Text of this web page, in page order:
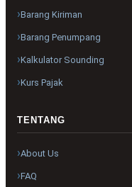
Barang Kiriman
Barang Penumpang
Kalkulator Sounding
Kurs Pajak
TENTANG
About Us
FAQ